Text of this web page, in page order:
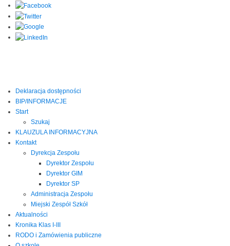
Deklaracja dostępności
BIP/INFORMACJE
Start
Szukaj
KLAUZULA INFORMACYJNA
Kontakt
Dyrekcja Zespołu
Dyrektor Zespołu
Dyrektor GIM
Dyrektor SP
Administracja Zespołu
Miejski Zespół Szkół
Aktualności
Kronika Klas I-III
RODO i Zamówienia publiczne